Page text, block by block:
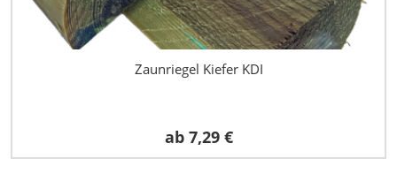
Zaunriegel Kiefer KDI
ab 7,29 €